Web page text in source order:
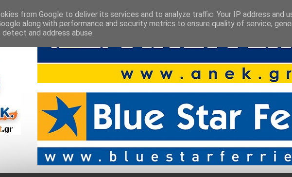
from Google to deliver its services and to analyze traffic. Your IP address and
along with performance and security metrics to ensure quality of service,
and address abuse.